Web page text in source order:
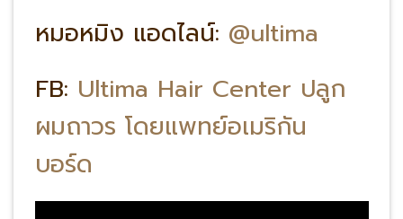
หมอหมิง แอดไลน์: @ultima
FB: Ultima Hair Center ปลูก
ผมถาวร โดยแพทย์อเมริกัน
บอร์ด